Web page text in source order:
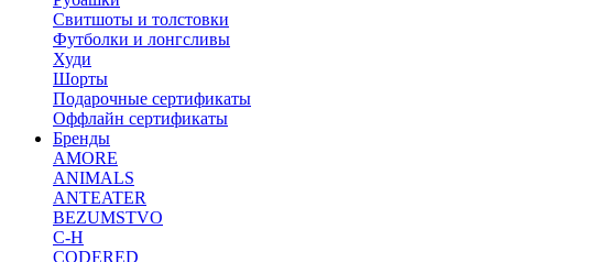
Свитшоты и толстовки
Футболки и лонгсливы
Худи
Шорты
Подарочные сертификаты
Оффлайн сертификаты
Бренды
AMORE
ANIMALS
ANTEATER
BEZUMSTVO
C-H
CODERED